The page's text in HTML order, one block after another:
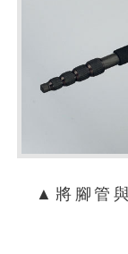
▲將腳管